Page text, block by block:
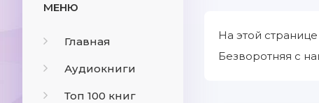
МЕНЮ
Главная
Аудиокниги
Топ 100 книг
На этой
Безворотняя с